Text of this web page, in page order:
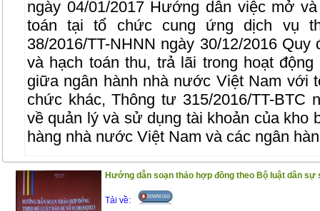
ngày 04/01/2017 Hướng dẫn việc mở
toán tại tổ chức cung ứng dịch vụ
38/2016/TT-NHNN ngày 30/12/2016
và hạch toán thu, trả lãi trong hoạt
giữa ngân hành nhà nước Việt Nam với
chức khác, Thông tư 315/2016/TT-BTC
về quản lý và sử dụng tài khoản của kho
hàng nhà nước Việt Nam và các ngân
Nội dung của cuốn sách bao gồm những
Phần I ; Luật ngân hàng, Luật các tổ
Hướng dẫn soạn thảo hợp đồng theo Bộ luật dân sự
Tải về: